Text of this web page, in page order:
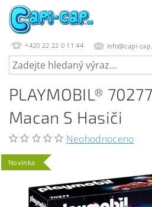
+420 22 22 0 11 44 info@capi-
PLAYMOBIL®
Macan S Hasiči
Neohodnoceno
Novinka